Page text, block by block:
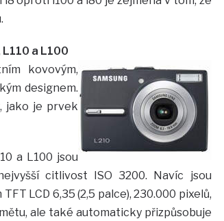
a L100
kovovým,
designem.
jako je prvek
a L100 jsou
citlivost ISO 3200. Navíc jsou
LCD 6,35 (2,5 palce), 230.000 pixelů,
ale také automaticky přizpůsobuje